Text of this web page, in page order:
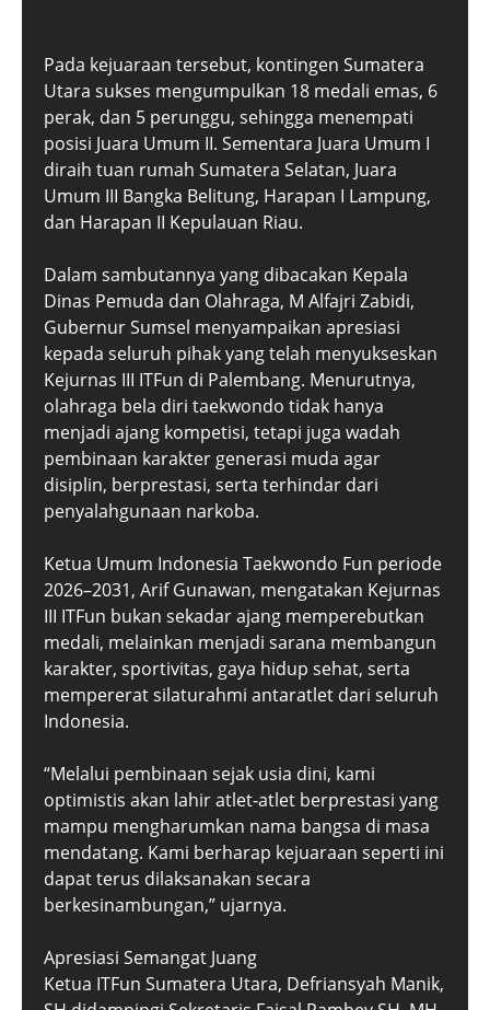
Pada kejuaraan tersebut, kontingen Sumatera
Utara sukses mengumpulkan 18 medali emas, 6
perak, dan 5 perunggu, sehingga menempati
posisi Juara Umum II. Sementara Juara Umum I
diraih tuan rumah Sumatera Selatan, Juara
Umum III Bangka Belitung, Harapan I Lampung,
dan Harapan II Kepulauan Riau.
Dalam sambutannya yang dibacakan Kepala
Dinas Pemuda dan Olahraga, M Alfajri Zabidi,
Gubernur Sumsel menyampaikan apresiasi
kepada seluruh pihak yang telah menyukseskan
Kejurnas III ITFun di Palembang. Menurutnya,
olahraga bela diri taekwondo tidak hanya
menjadi ajang kompetisi, tetapi juga wadah
pembinaan karakter generasi muda agar
disiplin, berprestasi, serta terhindar dari
penyalahgunaan narkoba.
Ketua Umum Indonesia Taekwondo Fun periode
2026–2031, Arif Gunawan, mengatakan Kejurnas
III ITFun bukan sekadar ajang memperebutkan
medali, melainkan menjadi sarana membangun
karakter, sportivitas, gaya hidup sehat, serta
mempererat silaturahmi antaratlet dari seluruh
Indonesia.
“Melalui pembinaan sejak usia dini, kami
optimistis akan lahir atlet-atlet berprestasi yang
mampu mengharumkan nama bangsa di masa
mendatang. Kami berharap kejuaraan seperti ini
dapat terus dilaksanakan secara
berkesinambungan,” ujarnya.
Apresiasi Semangat Juang
Ketua ITFun Sumatera Utara, Defriansyah Manik,